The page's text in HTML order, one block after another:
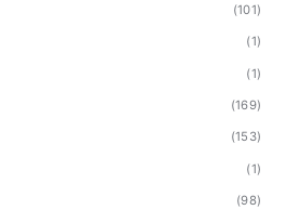
(101)
(1)
(1)
(169)
(153)
(1)
(98)